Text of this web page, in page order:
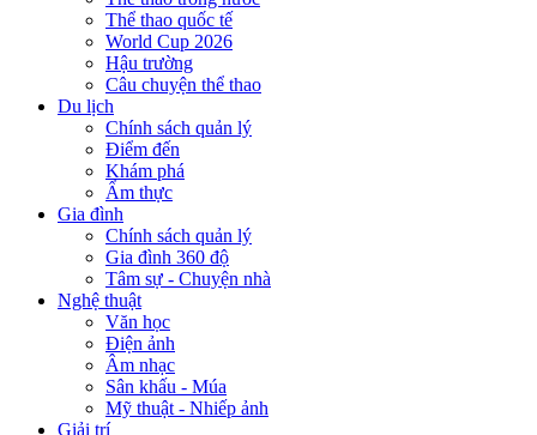
Thể thao quốc tế
World Cup 2026
Hậu trường
Câu chuyện thể thao
Du lịch
Chính sách quản lý
Điểm đến
Khám phá
Ẩm thực
Gia đình
Chính sách quản lý
Gia đình 360 độ
Tâm sự - Chuyện nhà
Nghệ thuật
Văn học
Điện ảnh
Âm nhạc
Sân khấu - Múa
Mỹ thuật - Nhiếp ảnh
Giải trí